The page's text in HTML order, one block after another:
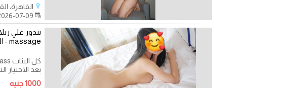
القاهرة،
بتدور علي
massage - الق
بعد الاختيار
1000 جنيه